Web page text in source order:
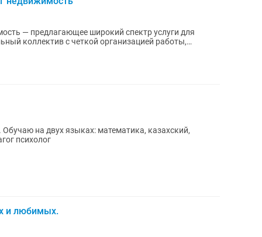
— предлагающее широкий спектр услуги для
коллектив с четкой организацией работы,
Обучаю на двух языках: математика, казахский,
психолог
и любимых.